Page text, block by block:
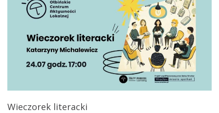
Wieczorek literacki